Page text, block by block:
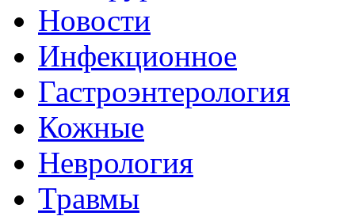
Новости
Инфекционное
Гастроэнтерология
Кожные
Неврология
Травмы